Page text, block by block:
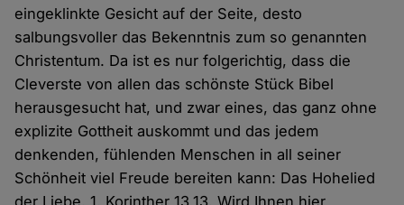
eingeklinkte Gesicht auf der Seite, desto
salbungsvoller das Bekenntnis zum so genannten
Christentum. Da ist es nur folgerichtig, dass die
Cleverste von allen das schönste Stück Bibel
herausgesucht hat, und zwar eines, das ganz ohne
explizite Gottheit auskommt und das jedem
denkenden, fühlenden Menschen in all seiner
Schönheit viel Freude bereiten kann: Das Hohelied
der Liebe. 1. Korinther 13,13. Wird Ihnen hier